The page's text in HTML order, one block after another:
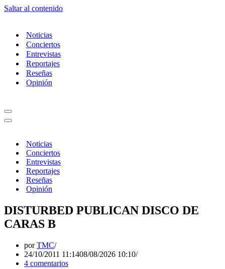
Saltar al contenido
Noticias
Conciertos
Entrevistas
Reportajes
Reseñas
Opinión
Menú
de
Menú
Noticias
Conciertos
Entrevistas
Reportajes
Reseñas
Opinión
DISTURBED PUBLICAN DISCO DE
CARAS B
porTMC
24/10/2011 11:1408/08/2026 10:10
4 comentarios